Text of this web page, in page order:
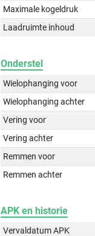
Maximale kogeldruk
Laadruimte inhoud
Onderstel
Wielophanging voor
Wielophanging achter
Vering voor
Vering achter
Remmen voor
Remmen achter
APK en historie
Vervaldatum APK